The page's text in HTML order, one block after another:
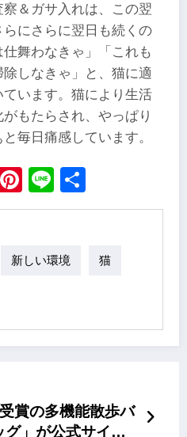
＆ガサ入れは、この翌
にさらに翌日も続くの
舞わなきゃ」「これも
しなきゃ」と、猫に適
います。猫により生活
もたらされ、やっぱり
毎日痛感しています。
X Pinterest
Line
新しい環境 猫
賞の多機能散歩バ
」が公式サイト